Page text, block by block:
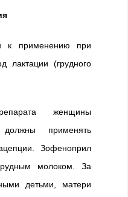
к применению при
лактации (грудного
женщины
должны применять
Зофеноприл
молоком. За
детьми, матери